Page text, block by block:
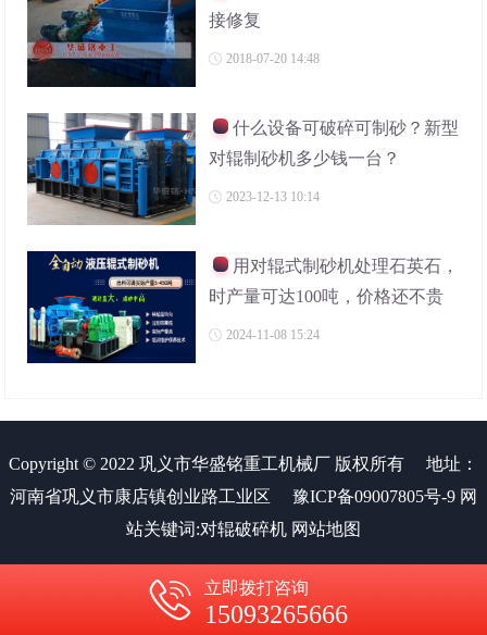
接修复
2018-07-20 14:48
什么设备可破碎可制砂？新型
对辊制砂机多少钱一台？
2023-12-13 10:14
用对辊式制砂机处理石英石，
时产量可达100吨，价格还不贵
2024-11-08 15:24
Copyright © 2022 巩义市华盛铭重工机械厂 版权所有
地址：
河南省巩义市康店镇创业路工业区
豫ICP备09007805号-9 网
站关键词:对辊破碎机 网站地图
立即拨打咨询
15093265666